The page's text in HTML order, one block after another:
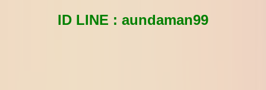
ID LINE : aundaman99